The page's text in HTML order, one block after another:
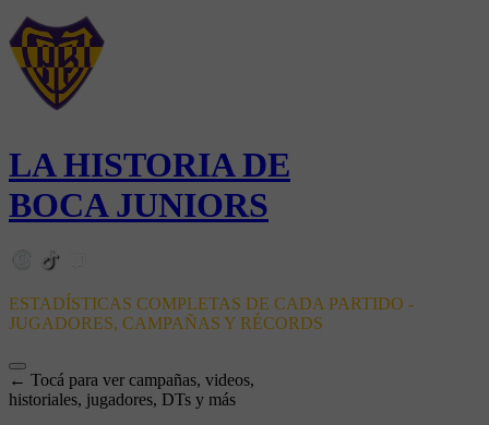
LA HISTORIA DE
BOCA JUNIORS
ESTADÍSTICAS COMPLETAS DE CADA PARTIDO -
JUGADORES, CAMPAÑAS Y RÉCORDS
← Tocá para ver campañas, videos,
historiales, jugadores, DTs y más